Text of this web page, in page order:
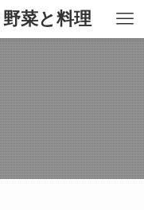
菜と料理